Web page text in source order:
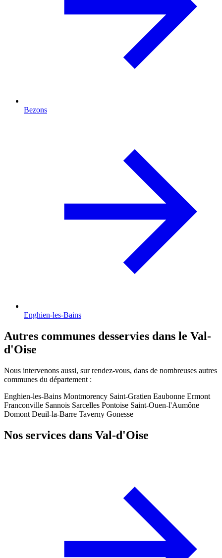
Bezons
Enghien-les-Bains
Autres communes desservies dans le Val-
d'Oise
Nous intervenons aussi, sur rendez-vous, dans de nombreuses autres
communes du département :
Enghien-les-Bains Montmorency Saint-Gratien Eaubonne Ermont
Franconville Sannois Sarcelles Pontoise Saint-Ouen-l'Aumône
Domont Deuil-la-Barre Taverny Gonesse
Nos services dans Val-d'Oise